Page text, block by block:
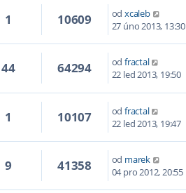
1 10609 od xcaleb
27 úno 2013, 13:30
44 64294 od fractal
22 led 2013, 19:50
1 10107 od fractal
22 led 2013, 19:47
9 41358 od marek
04 pro 2012, 20:55